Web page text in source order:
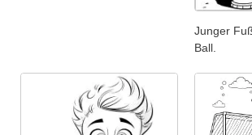
Junger
Ball.